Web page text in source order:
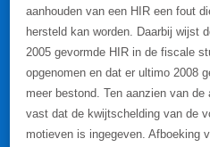
aanhouden van een HIR een fout
hersteld kan worden. Daarbij wijst
2005 gevormde HIR in de fiscale
opgenomen en dat er ultimo 2008
meer bestond. Ten aanzien van
vast dat de kwijtschelding van de
motieven is ingegeven. Afboeking